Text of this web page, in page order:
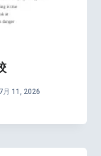
7月 11, 2026